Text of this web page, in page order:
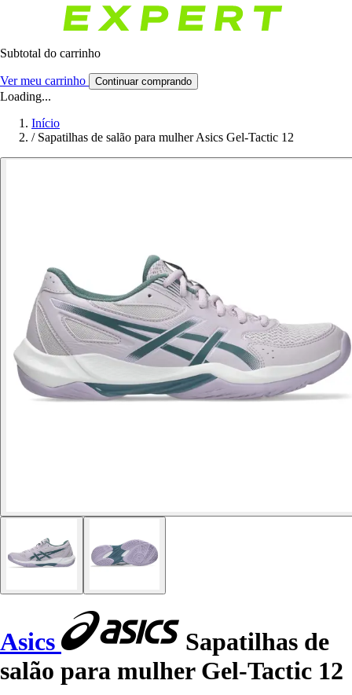
Subtotal do carrinho
Ver meu carrinho Continuar comprando
Loading...
Início
/ Sapatilhas de salão para mulher Asics Gel-Tactic 12
Asics
Sapatilhas de
salão para mulher Gel-Tactic 12